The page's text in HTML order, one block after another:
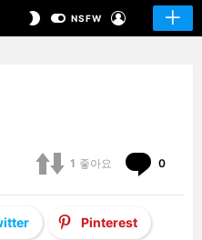
SWITCHNSFW
1 좋아요 0
Pinterest